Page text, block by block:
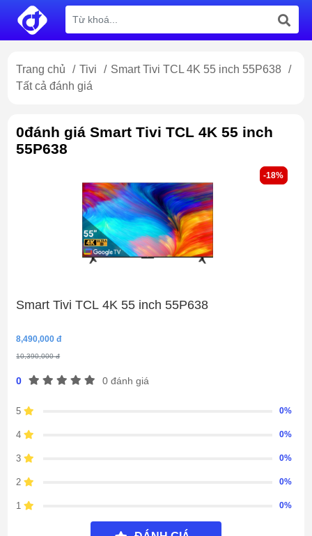
Trang chủ / Tivi / Smart Tivi TCL 4K 55 inch 55P638
/
Tất cả đánh giá
0đánh giá Smart Tivi TCL 4K 55 inch
55P638
-18%
Smart Tivi TCL 4K 55 inch 55P638
8,490,000 đ
-18%
10,390,000 đ
0 0 đánh giá
5 0%
4 0%
3 0%
2 0%
1 0%